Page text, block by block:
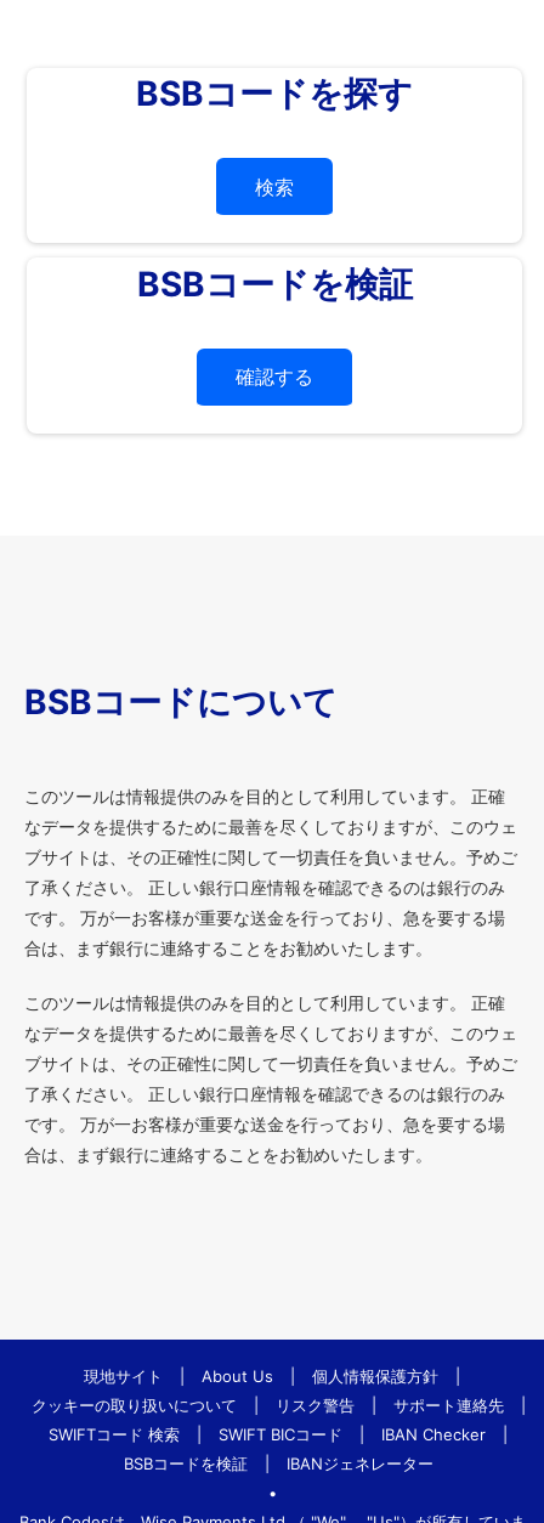
BSBコードを探す
検索
BSBコードを検証
確認する
BSBコードについて
このツールは情報提供のみを目的として利用しています。 正確
なデータを提供するために最善を尽くしておりますが、このウェ
ブサイトは、その正確性に関して一切責任を負いません。予めご
了承ください。 正しい銀行口座情報を確認できるのは銀行のみ
です。 万が一お客様が重要な送金を行っており、急を要する場
合は、まず銀行に連絡することをお勧めいたします。
このツールは情報提供のみを目的として利用しています。 正確
なデータを提供するために最善を尽くしておりますが、このウェ
ブサイトは、その正確性に関して一切責任を負いません。予めご
了承ください。 正しい銀行口座情報を確認できるのは銀行のみ
です。 万が一お客様が重要な送金を行っており、急を要する場
合は、まず銀行に連絡することをお勧めいたします。
現地サイト About Us 個人情報保護方針
クッキーの取り扱いについて
リスク警告 サポート連絡先
SWIFTコード 検索
SWIFT BICコード IBAN Checker
BSBコードを検証
IBANジェネレーター
•